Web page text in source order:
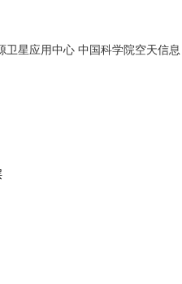
卫星应用中心 中国科学院空天信息